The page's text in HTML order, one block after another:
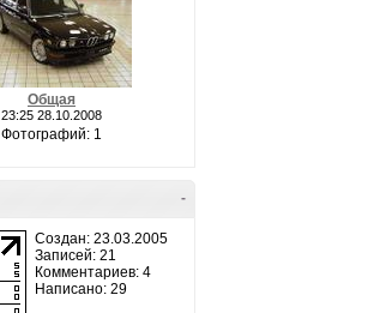
Общая
23:25 28.10.2008
Фотографий: 1
-
Создан: 23.03.2005
Записей: 21
Комментариев: 4
Написано: 29